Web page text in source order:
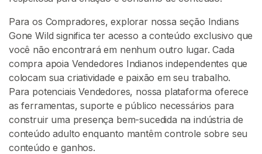
Para os Compradores, explorar nossa seção Indians
Gone Wild significa ter acesso a conteúdo exclusivo que
você não encontrará em nenhum outro lugar. Cada
compra apoia Vendedores Indianos independentes que
colocam sua criatividade e paixão em seu trabalho.
Para potenciais Vendedores, nossa plataforma oferece
as ferramentas, suporte e público necessários para
construir uma presença bem-sucedida na indústria de
conteúdo adulto enquanto mantêm controle sobre seu
conteúdo e ganhos.
a
t
o
/
S
u
p
o
r
t
e